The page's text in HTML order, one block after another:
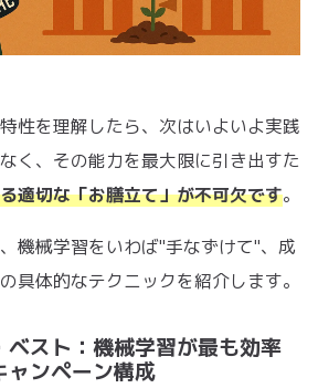
性を理解したら、次はいよいよ実践
く、その能力を最大限に引き出すた
適切な「お膳立て」が不可欠です。
機械学習をいわば"手なずけて"、成
具体的なテクニックを紹介します。
ベスト：機械学習が最も効率
ャンペーン構成